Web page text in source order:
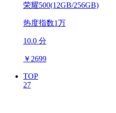
荣耀500(12GB/256GB)
热度指数1万
10.0 分
￥ 2699
TOP
27